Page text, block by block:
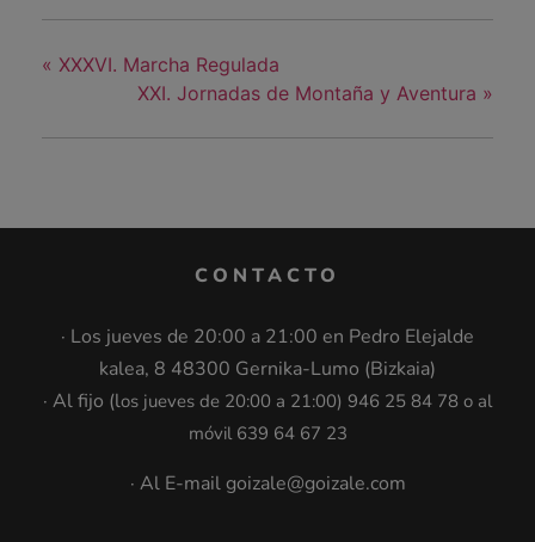
« XXXVI. Marcha Regulada
XXI. Jornadas de Montaña y Aventura »
CONTACTO
· Los jueves de 20:00 a 21:00 en Pedro Elejalde
kalea, 8 48300 Gernika-Lumo (Bizkaia)
· Al fijo (los jueves de 20:00 a 21:00) 946 25 84 78 o al
móvil 639 64 67 23
· Al E-mail goizale@goizale.com